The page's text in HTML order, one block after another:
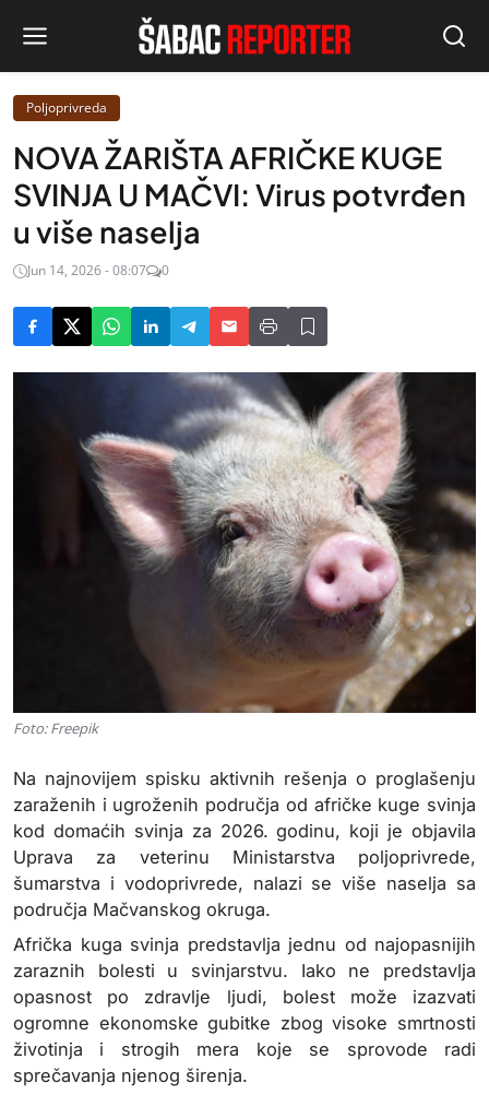
Poljoprivreda
NOVA ŽARIŠTA AFRIČKE KUGE
SVINJA U MAČVI: Virus potvrđen
u više naselja
Jun 14, 2026 - 08:07 0
Foto: Freepik
Na najnovijem spisku aktivnih rešenja o proglašenju
zaraženih i ugroženih područja od afričke kuge svinja
kod domaćih svinja za 2026. godinu, koji je objavila
Uprava za veterinu Ministarstva poljoprivrede,
šumarstva i vodoprivrede, nalazi se više naselja sa
područja Mačvanskog okruga.
Afrička kuga svinja predstavlja jednu od najopasnijih
zaraznih bolesti u svinjarstvu. Iako ne predstavlja
opasnost po zdravlje ljudi, bolest može izazvati
ogromne ekonomske gubitke zbog visoke smrtnosti
životinja i strogih mera koje se sprovode radi
sprečavanja njenog širenja.